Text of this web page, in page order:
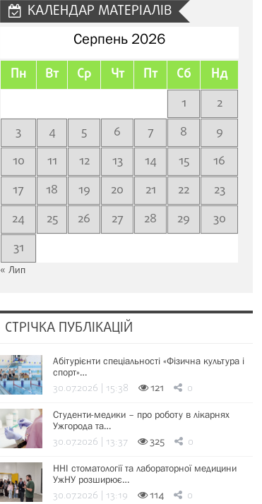
КАЛЕНДАР МАТЕРІАЛІВ
Серпень 2026
Пн Вт Ср Чт Пт Сб Нд
1
2
3
4 5 6 7 8
9
10
11 12 13 14 15
16
17
18 19 20 21 22
23
24
25 26 27 28 29
30
31
« Лип
СТРІЧКА ПУБЛІКАЦІЙ
Абітурієнти спеціальності «Фізична культура і
спорт»…
30.07.2026 | 15:38 121 0
Студенти-медики – про роботу в лікарнях
Ужгорода та…
30.07.2026 | 13:37 325 0
ННІ стоматології та лабораторної медицини
УжНУ розширює…
30.07.2026 | 13:19 114 0